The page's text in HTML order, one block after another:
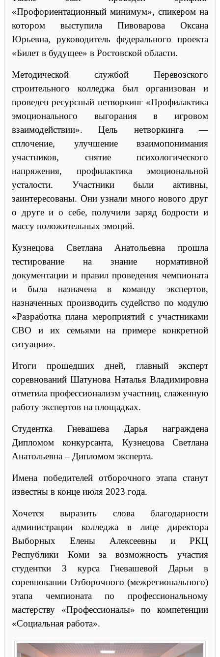
«Профориентационный минимум», спикером на
котором выступила Пивоварова Оксана
Юрьевна, руководитель федерального проекта
«Билет в будущее» в Ростовской области.
Методической службой Перевозского
строительного колледжа был организован и
проведен ресурсный нетворкинг «Профилактика
эмоционального выгорания в игровом
взаимодействии». Цель нетворкинга —
сплочение, улучшение взаимопонимания
участников, снятие психологического
напряжения, профилактика эмоциональной
усталости. Участники были активны,
заинтересованы. Они узнали много нового друг
о друге и о себе, получили заряд бодрости и
массу положительных эмоций.
Кузнецова Светлана Анатольевна прошла
тестирование на знание нормативной
документации и правил проведения чемпионата
и была назначена в команду экспертов,
назначенных производить судейство по модулю
«Разработка плана мероприятий с участниками
СВО и их семьями на примере конкретной
ситуации».
Итоги прошедших дней, главный эксперт
соревнований Шатунова Наталья Владимировна
отметила профессионализм участниц, слаженную
работу экспертов на площадках.
Студентка Гневашева Дарья награждена
Дипломом конкурсанта, Кузнецова Светлана
Анатольевна – Дипломом эксперта.
Имена победителей отборочного этапа станут
известны в конце июля 2023 года.
Хочется выразить слова благодарности
администрации колледжа в лице директора
Выборных Елены Алексеевны и РКЦ
Республики Коми за возможность участия
студентки 3 курса Гневашевой Дарьи в
соревновании Отборочного (межрегионального)
этапа чемпионата по профессиональному
мастерству «Профессионалы» по компетенции
«Социальная работа».